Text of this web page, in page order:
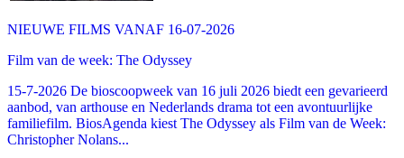
NIEUWE FILMS VANAF 16-07-2026
Film van de week: The Odyssey
15-7-2026 De bioscoopweek van 16 juli 2026 biedt een gevarieerd
aanbod, van arthouse en Nederlands drama tot een avontuurlijke
familiefilm. BiosAgenda kiest The Odyssey als Film van de Week:
Christopher Nolans...